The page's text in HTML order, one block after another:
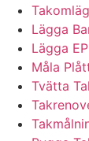
Lägga
Lägga
Måla
Tvätta